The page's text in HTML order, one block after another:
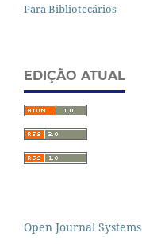
Para Bibliotecários
EDIÇÃO ATUAL
Open Journal Systems